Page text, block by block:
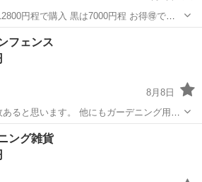
円程で購入 黒は7000円程 お得🉐で
駅
フェンス
8月8日
他にもガーデニング用品
助かります。
駅 家庭用品
ング雑貨